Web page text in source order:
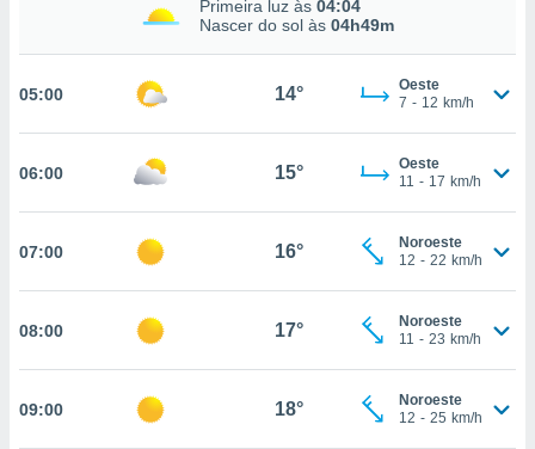
a
todos os
no
um perfil
e
CONFIGURAÇÕES
Primeira luz às 04:04
Nascer do sol às 04h49m
05:00 14°
Oeste
7 - 12 km/h
06:00 15°
Oeste
11 - 17 km/h
07:00 16°
Noroeste
12 - 22 km/h
08:00 17°
Noroeste
11 - 23 km/h
09:00 18°
Noroeste
12 - 25 km/h